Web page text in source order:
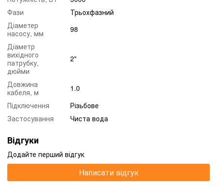
Фази
Трьохфазний
Діаметер
насосу, мм
98
Діаметр
вихідного
патрубку,
дюйми
2"
Довжина
кабеля, м
1.0
Підключення
Різьбове
Застосування
Чиста вода
Відгуки
Додайте перший відгук
Написати відгук